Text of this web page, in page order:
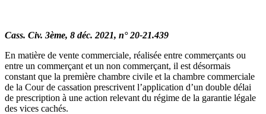
Cass. Civ. 3ème, 8 déc. 2021, n° 20-21.439
En matière de vente commerciale, réalisée entre commerçants ou
entre un commerçant et un non commerçant, il est désormais
constant que la première chambre civile et la chambre commerciale
de la Cour de cassation prescrivent l’application d’un double délai
de prescription à une action relevant du régime de la garantie légale
des vices cachés.